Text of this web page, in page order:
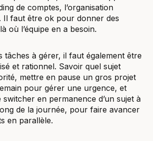
de comptes, l’organisation
Il faut être ok pour donner des
où l’équipe en a besoin.
tâches à gérer, il faut également être
et rationnel. Savoir quel sujet
mettre en pause un gros projet
pour gérer une urgence, et
en permanence d’un sujet à
de la journée, pour faire avancer
en parallèle.